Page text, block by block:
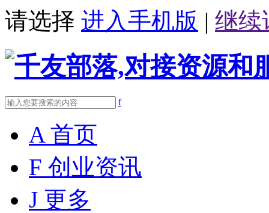
请选择 进入手机版 | 继续
f
A 首页
F 创业资讯
J 更多